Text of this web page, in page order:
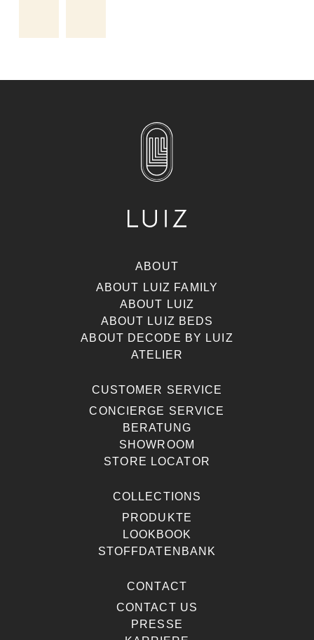
ABOUT
ABOUT LUIZ FAMILY
ABOUT LUIZ
ABOUT LUIZ BEDS
ABOUT DECODE BY LUIZ
ATELIER
CUSTOMER SERVICE
CONCIERGE SERVICE
BERATUNG
SHOWROOM
STORE LOCATOR
COLLECTIONS
PRODUKTE
LOOKBOOK
STOFFDATENBANK
CONTACT
CONTACT US
PRESSE